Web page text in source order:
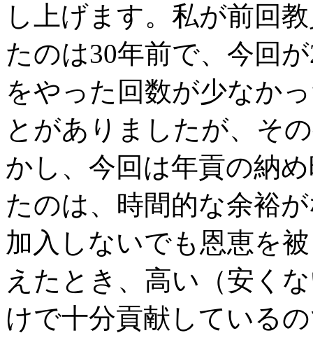
し上げます。私が前回
たのは30年前で、今回
をやった回数が少なか
とがありましたが、そ
かし、今回は年貢の納
たのは、時間的な余裕
加入しないでも恩恵を
えたとき、高い（安く
けで十分貢献している